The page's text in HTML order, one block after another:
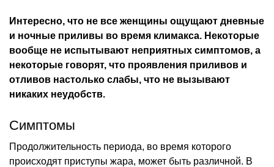
Интересно, что не все женщины ощущают дневные
и ночные приливы во время климакса. Некоторые
вообще не испытывают неприятных симптомов, а
некоторые говорят, что проявления приливов и
отливов настолько слабы, что не вызывают
никаких неудобств.
Симптомы
Продолжительность периода, во время которого
происходят приступы жара, может быть различной. В